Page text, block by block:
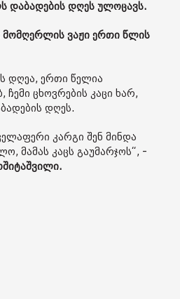
დაბადების დღეს ულოცავს.
მომღერლის ვაჟი ერთი წლის
დღეა, ერთი წელია
ჩემი ცხოვრების კაცი ხარ,
დღეს.
კარგი შენ მინდა
მამას კაცს გაუმარჯოს“, -